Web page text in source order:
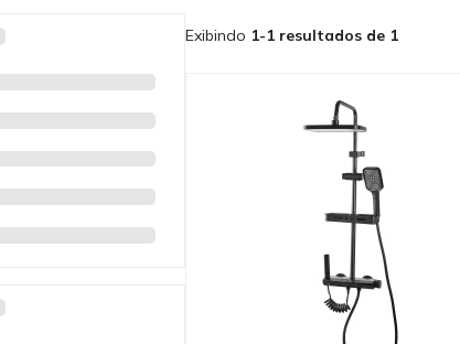
Exibindo 1-1 resultados de 1